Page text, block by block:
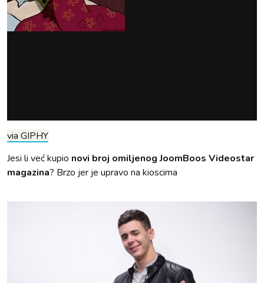
via GIPHY
Jesi li već kupio novi broj omiljenog JoomBoos Videostar
magazina? Brzo jer je upravo na kioscima